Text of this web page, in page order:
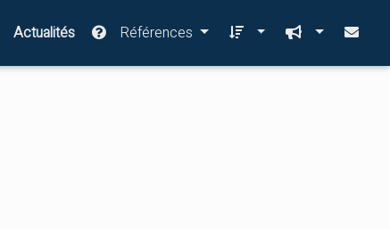
Actualités Références